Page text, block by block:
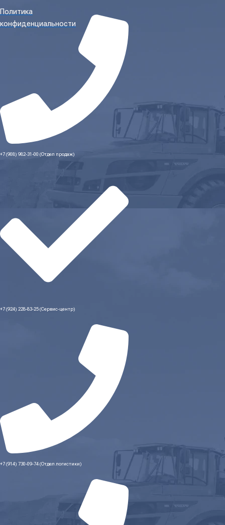
Политика
конфиденциальности
+7 (908) 982-31-00 (Отдел продаж)
+7 (924) 228-83-25 (Сервис-центр)
+7 (914) 730-09-74 (Отдел логистики)